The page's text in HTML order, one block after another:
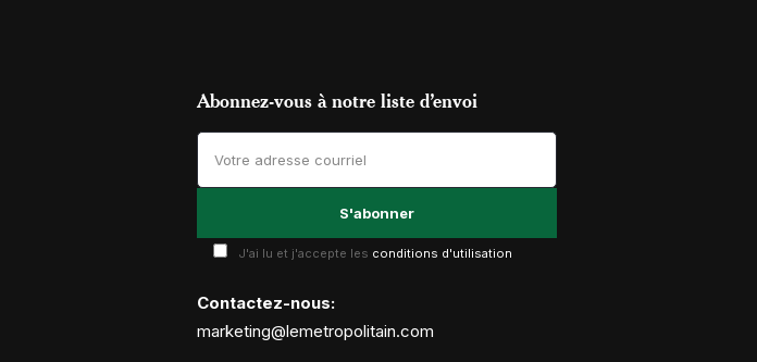
Abonnez-vous à notre liste d’envoi
J'ai lu et j'accepte les conditions d'utilisation
Contactez-nous:
marketing@lemetropolitain.com